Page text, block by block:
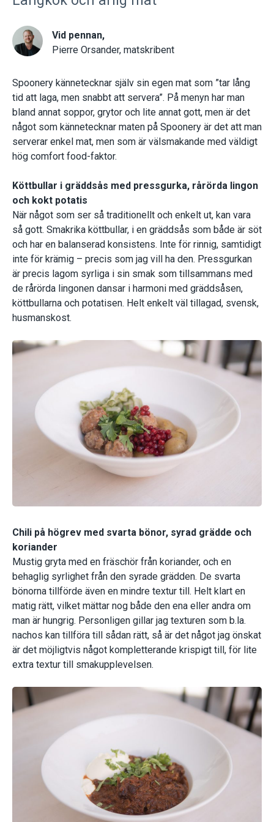
Vid pennan,
Pierre Orsander, matskribent
Spoonery kännetecknar själv sin egen mat som ”tar lång
tid att laga, men snabbt att servera”. På menyn har man
bland annat soppor, grytor och lite annat gott, men är det
något som kännetecknar maten på Spoonery är det att man
serverar enkel mat, men som är välsmakande med väldigt
hög comfort food-faktor.
Köttbullar i gräddsås med pressgurka, rårörda lingon
och kokt potatis
När något som ser så traditionellt och enkelt ut, kan vara
så gott. Smakrika köttbullar, i en gräddsås som både är söt
och har en balanserad konsistens. Inte för rinnig, samtidigt
inte för krämig – precis som jag vill ha den. Pressgurkan
är precis lagom syrliga i sin smak som tillsammans med
de rårörda lingonen dansar i harmoni med gräddsåsen,
köttbullarna och potatisen. Helt enkelt väl tillagad, svensk,
husmanskost.
Chili på högrev med svarta bönor, syrad grädde och
koriander
Mustig gryta med en fräschör från koriander, och en
behaglig syrlighet från den syrade grädden. De svarta
bönorna tillförde även en mindre textur till. Helt klart en
matig rätt, vilket mättar nog både den ena eller andra om
man är hungrig. Personligen gillar jag texturen som b.la.
nachos kan tillföra till sådan rätt, så är det något jag önskat
är det möjligtvis något kompletterande krispigt till, för lite
extra textur till smakupplevelsen.